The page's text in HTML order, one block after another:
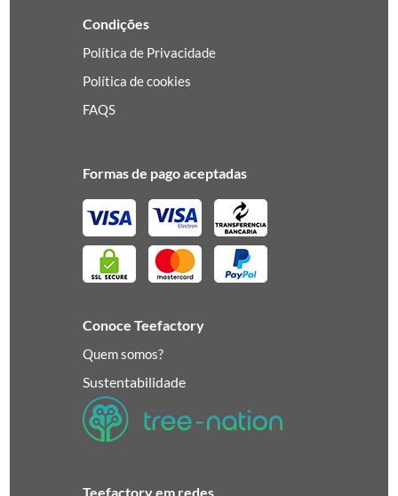
Condições
Política de Privacidade
Política de cookies
FAQS
Formas de pago aceptadas
Conoce Teefactory
Quem somos?
Sustentabilidade
Teefactory em redes